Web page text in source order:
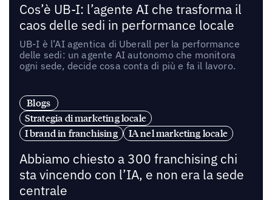
Cos’è UB-I: l’agente AI che trasforma il
caos delle sedi in performance locale
UB-I è l’AI agentica di Uberall per la performance
delle sedi: un agente AI autonomo che monitora
ogni sede, decide cosa conta di più e fa il lavoro.
Blogs
Strategia di marketing locale
I brand in franchising
IA nel marketing locale
Abbiamo chiesto a 300 franchising chi
sta vincendo con l’IA, e non era la sede
centrale